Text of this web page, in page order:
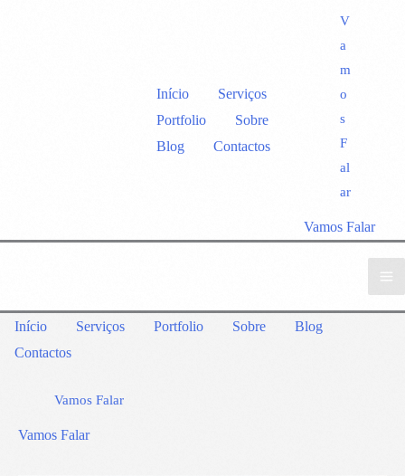
Início
Serviços
Portfolio
Sobre
Blog
Contactos
V
a
m
o
s
F
al
ar
Vamos Falar
Início Serviços Portfolio Sobre
Blog
Contactos
Vamos Falar
Vamos Falar